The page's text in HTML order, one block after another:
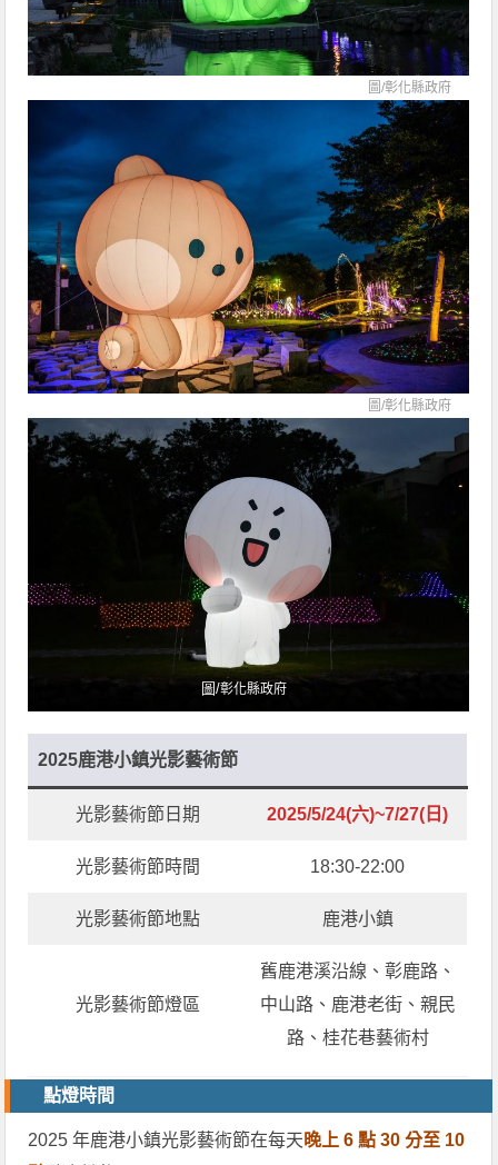
圖/彰化縣政府
圖/彰化縣政府
圖/彰化縣政府
2025鹿港小鎮光影藝術節
光影藝術節日期 2025/5/24(六)~7/27(日)
光影藝術節時間 18:30-22:00
光影藝術節地點 鹿港小鎮
光影藝術節燈區
舊鹿港溪沿線、彰鹿路、
中山路、鹿港老街、親民
路、桂花巷藝術村
點燈時間
2025 年鹿港小鎮光影藝術節在每天 晚上 6 點 30 分至 10